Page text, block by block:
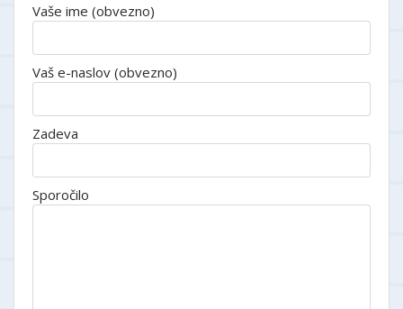
Vaše ime (obvezno)
Vaš e-naslov (obvezno)
Zadeva
Sporočilo